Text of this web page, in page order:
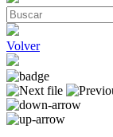
Volver